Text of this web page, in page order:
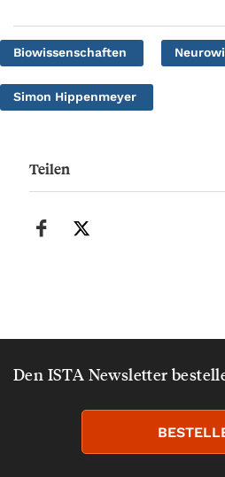
Biowissenschaften
Simon Hippenmeyer
Teilen
Den ISTA Newsletter